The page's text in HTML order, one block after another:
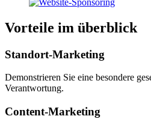
Vorteile im überblick
Standort-Marketing
Demonstrieren Sie eine besondere
Verantwortung.
Content-Marketing